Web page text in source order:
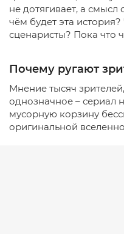
не дотягивает, а
чём будет эта история?
сценаристы? Пока что
Почему ругают
Мнение тысяч
однозначное – сериал
мусорную корзину
оригинальной